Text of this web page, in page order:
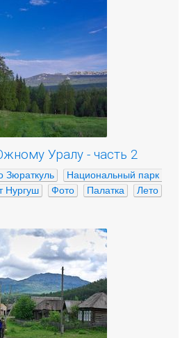
Уралу - часть 2
Зюраткуль
Национальный парк
Нургуш Фото Палатка
Лето